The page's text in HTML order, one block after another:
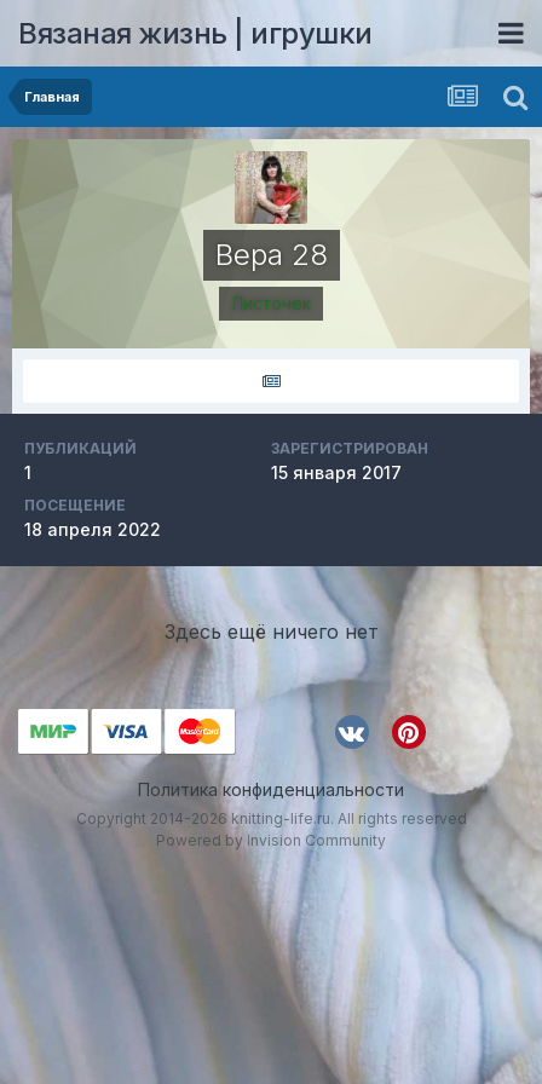
Вязаная жизнь | игрушки
Главная
Вера 28
Листочек
ПУБЛИКАЦИЙ
1
ЗАРЕГИСТРИРОВАН
15 января 2017
ПОСЕЩЕНИЕ
18 апреля 2022
Здесь ещё ничего нет
Политика конфиденциальности
Copyright 2014-2026 knitting-life.ru. All rights reserved
Powered by Invision Community